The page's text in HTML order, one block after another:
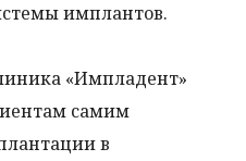
имплантов.
«Импладент»
самим
в